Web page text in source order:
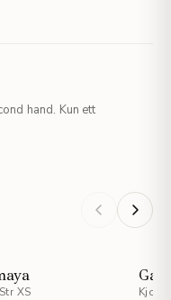
hand. Kun ett
Str XS Kjole